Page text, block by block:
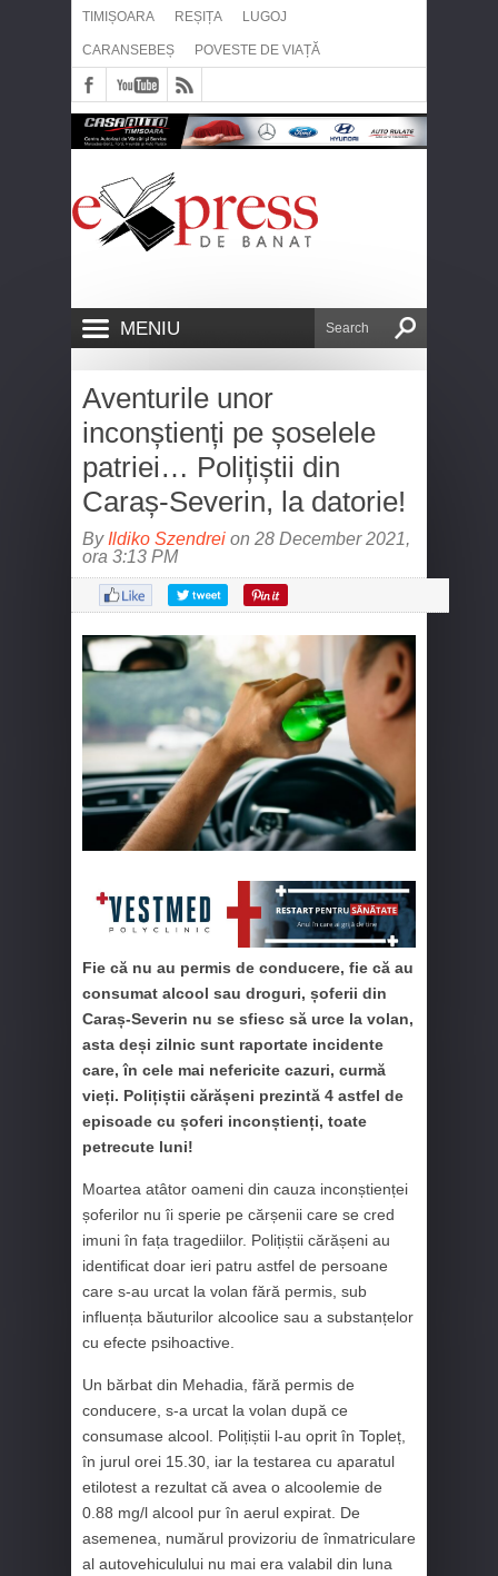
TIMIȘOARA REȘIȚA LUGOJ
CARANSEBEȘ POVESTE DE VIAȚĂ
MENIU
Aventurile unor
inconștienți pe șoselele
patriei… Polițiștii din
Caraș-Severin, la datorie!
By Ildiko Szendrei on 28 December 2021,
ora 3:13 PM
Fie că nu au permis de conducere, fie că au
consumat alcool sau droguri, șoferii din
Caraș-Severin nu se sfiesc să urce la volan,
asta deși zilnic sunt raportate incidente
care, în cele mai nefericite cazuri, curmă
vieți. Polițiștii cărășeni prezintă 4 astfel de
episoade cu șoferi inconștienți, toate
petrecute luni!
Moartea atâtor oameni din cauza inconștienței
șoferilor nu îi sperie pe cărșenii care se cred
imuni în fața tragediilor. Polițiștii cărășeni au
identificat doar ieri patru astfel de persoane
care s-au urcat la volan fără permis, sub
influența băuturilor alcoolice sau a substanțelor
cu efecte psihoactive.
Un bărbat din Mehadia, fără permis de
conducere, s-a urcat la volan după ce
consumase alcool. Polițiștii l-au oprit în Topleț,
în jurul orei 15.30, iar la testarea cu aparatul
etilotest a rezultat că avea o alcoolemie de
0.88 mg/l alcool pur în aerul expirat. De
asemenea, numărul provizoriu de înmatriculare
al autovehiculului nu mai era valabil din luna